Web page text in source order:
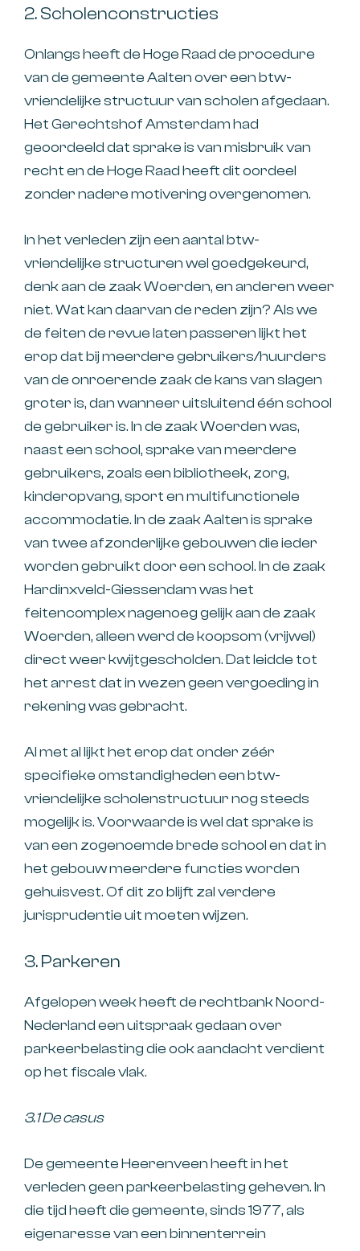
2. Scholenconstructies
Onlangs heeft de Hoge Raad de procedure
van de gemeente Aalten over een btw-
vriendelijke structuur van scholen afgedaan.
Het Gerechtshof Amsterdam had
geoordeeld dat sprake is van misbruik van
recht en de Hoge Raad heeft dit oordeel
zonder nadere motivering overgenomen.
In het verleden zijn een aantal btw-
vriendelijke structuren wel goedgekeurd,
denk aan de zaak Woerden, en anderen weer
niet. Wat kan daarvan de reden zijn? Als we
de feiten de revue laten passeren lijkt het
erop dat bij meerdere gebruikers/huurders
van de onroerende zaak de kans van slagen
groter is, dan wanneer uitsluitend één school
de gebruiker is. In de zaak Woerden was,
naast een school, sprake van meerdere
gebruikers, zoals een bibliotheek, zorg,
kinderopvang, sport en multifunctionele
accommodatie. In de zaak Aalten is sprake
van twee afzonderlijke gebouwen die ieder
worden gebruikt door een school. In de zaak
Hardinxveld-Giessendam was het
feitencomplex nagenoeg gelijk aan de zaak
Woerden, alleen werd de koopsom (vrijwel)
direct weer kwijtgescholden. Dat leidde tot
het arrest dat in wezen geen vergoeding in
rekening was gebracht.
Al met al lijkt het erop dat onder zéér
specifieke omstandigheden een btw-
vriendelijke scholenstructuur nog steeds
mogelijk is. Voorwaarde is wel dat sprake is
van een zogenoemde brede school en dat in
het gebouw meerdere functies worden
gehuisvest. Of dit zo blijft zal verdere
jurisprudentie uit moeten wijzen.
3. Parkeren
Afgelopen week heeft de rechtbank Noord-
Nederland een uitspraak gedaan over
parkeerbelasting die ook aandacht verdient
op het fiscale vlak.
3.1 De casus
De gemeente Heerenveen heeft in het
verleden geen parkeerbelasting geheven. In
die tijd heeft die gemeente, sinds 1977, als
eigenaresse van een binnenterrein